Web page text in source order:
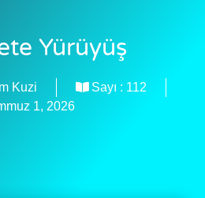
Yürüyüş
Kuzi Sayı : 112
1, 2026